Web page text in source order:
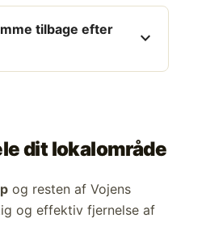
tilbage efter
expand_more
dit lokalområde
og resten af Vojens
og effektiv fjernelse af